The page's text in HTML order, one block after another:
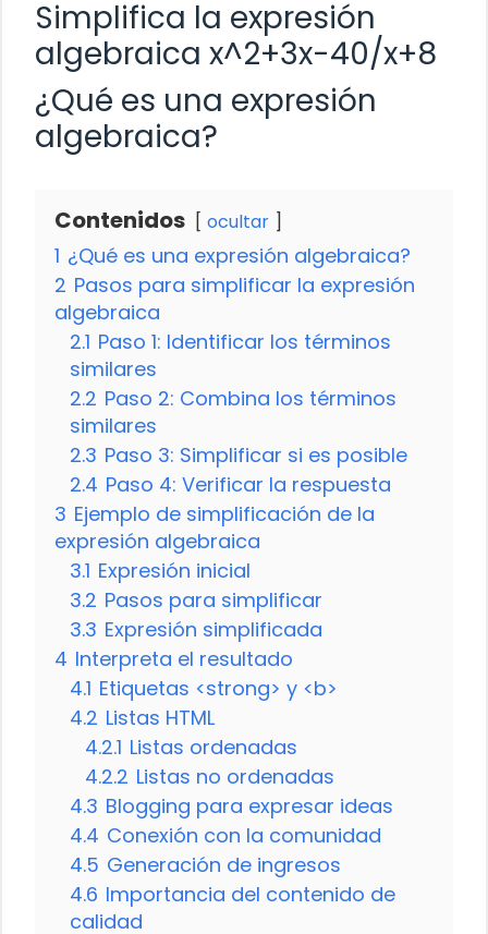
Simplifica la expresión
algebraica x^2+3x-40/x+8
¿Qué es una expresión
algebraica?
Contenidos ocultar
1 ¿Qué es una expresión algebraica?
2 Pasos para simplificar la expresión
algebraica
2.1 Paso 1: Identificar los términos
similares
2.2 Paso 2: Combina los términos
similares
2.3 Paso 3: Simplificar si es posible
2.4 Paso 4: Verificar la respuesta
3 Ejemplo de simplificación de la
expresión algebraica
3.1 Expresión inicial
3.2 Pasos para simplificar
3.3 Expresión simplificada
4 Interpreta el resultado
4.1 Etiquetas <strong> y <b>
4.2 Listas HTML
4.2.1 Listas ordenadas
4.2.2 Listas no ordenadas
4.3 Blogging para expresar ideas
4.4 Conexión con la comunidad
4.5 Generación de ingresos
4.6 Importancia del contenido de
calidad